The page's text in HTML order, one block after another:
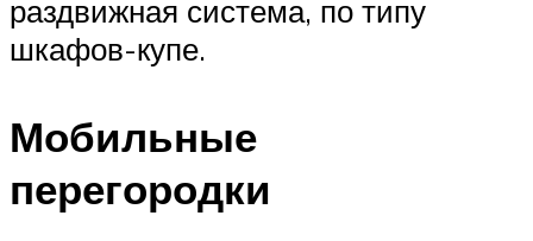
раздвижная система, по типу
шкафов-купе.
Мобильные
перегородки